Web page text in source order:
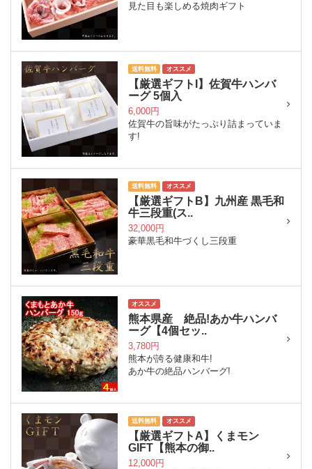
見た目も楽しめる焼肉ギフト
送料無料 オススメ
【厳選ギフトI】佐賀牛ハンバ
ーグ 5個入
6,000円
佐賀牛の旨味がたっぷり詰まっていま
す!
送料無料 オススメ
【厳選ギフトB】九州産 黒毛和
牛三段重(ス..
32,000円
豪華黒毛和牛づくし三段重
オススメ
熊本県産 絶品!あか牛ハンバ
ーグ【4個セッ..
3,780円
熊本が誇る健康和牛!
あか牛の絶品ハンバーグ!
送料無料 オススメ
【厳選ギフトA】くまモン
GIFT【熊本の御..
12,000円